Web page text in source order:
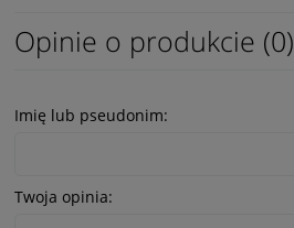
Opinie o produkcie (0)
Imię lub pseudonim:
Twoja opinia: